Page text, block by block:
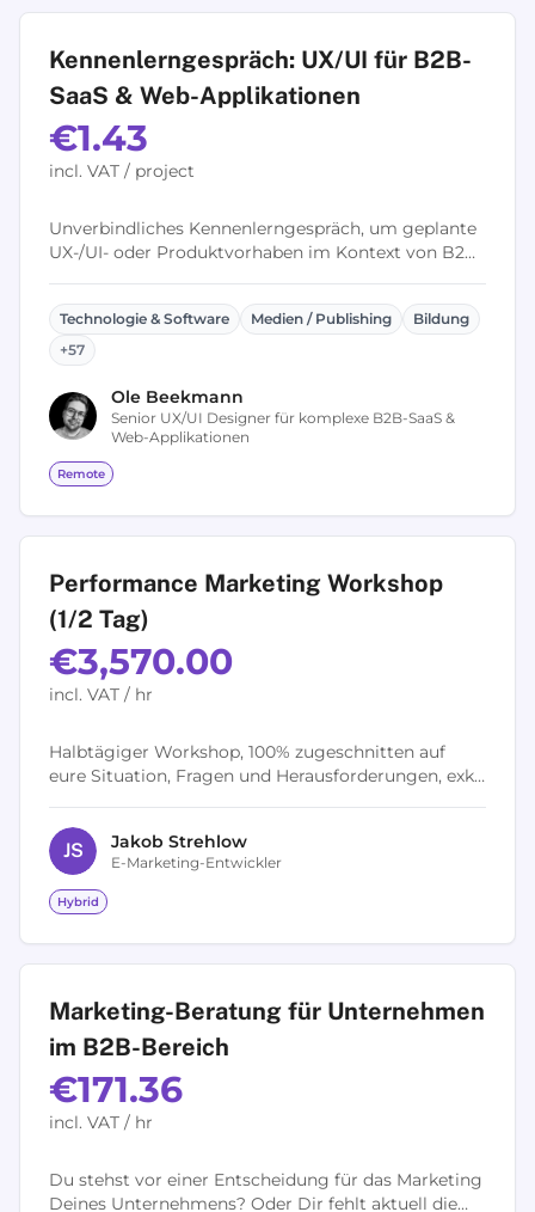
Kennenlerngespräch: UX/UI für B2B-
SaaS & Web-Applikationen
€1.43
incl. VAT / project
Unverbindliches Kennenlerngespräch, um geplante
UX-/UI- oder Produktvorhaben im Kontext von B2B-
Fokus stehen ein erstes Verständnis...
Technologie & Software Medien / Publishing
Bildung
+57
Ole Beekmann
Senior UX/UI Designer für komplexe B2B-SaaS &
Web-Applikationen
Remote
Performance Marketing Workshop
(1/2 Tag)
€3,570.00
incl. VAT / hr
Halbtägiger Workshop, 100% zugeschnitten auf
eure Situation, Fragen und Herausforderungen, exkl.
ganztägiger Workshop buchbar...
JS Jakob Strehlow
E-Marketing-Entwickler
Hybrid
Marketing-Beratung für Unternehmen
im B2B-Bereich
€171.36
incl. VAT / hr
Du stehst vor einer Entscheidung für das Marketing
Deines Unternehmens? Oder Dir fehlt aktuell die